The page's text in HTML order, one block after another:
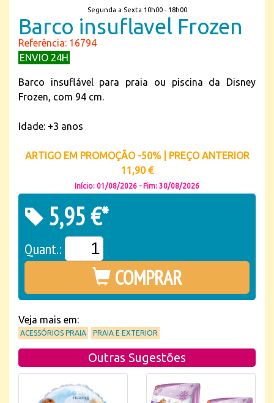
Segunda a Sexta 10h00 - 18h00
Barco insuflavel Frozen
Referência: 16794
ENVIO 24H
Barco insuflável para praia ou piscina da Disney
Frozen, com 94 cm.
Idade: +3 anos
ARTIGO EM PROMOÇÃO -50% | PREÇO ANTERIOR
11,90 €
Início: 01/08/2026 - Fim: 30/08/2026
5,95 €*
Quant.:
COMPRAR
Veja mais em:
ACESSÓRIOS PRAIA PRAIA E EXTERIOR
Outras Sugestões